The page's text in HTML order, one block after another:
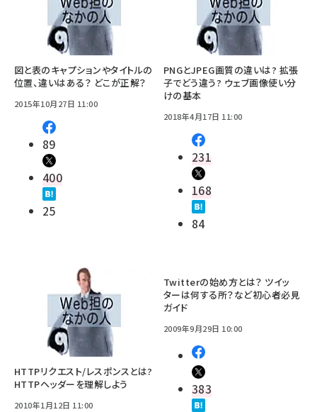
図と表のキャプションやタイトルの
位置、違いはある？ どこが正解？
2015年10月27日 11:00
89
400
25
PNGとJPEG画質の違いは? 拡張
子でどう違う? ウェブ画像使い分
けの基本
2018年4月17日 11:00
231
168
84
HTTPリクエスト/レスポンスとは?
HTTPヘッダーを理解しよう
2010年1月12日 11:00
Twitterの始め方とは？ ツイッ
ターは何する所？など初心者必見
ガイド
2009年9月29日 10:00
383